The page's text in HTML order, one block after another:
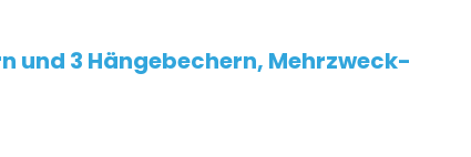
und 3 Hängebechern, Mehrzweck-